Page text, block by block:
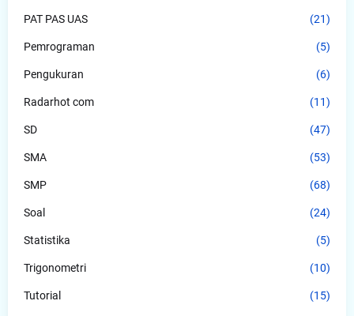
PAT PAS UAS (21)
Pemrograman (5)
Pengukuran (6)
Radarhot com (11)
SD (47)
SMA (53)
SMP (68)
Soal (24)
Statistika (5)
Trigonometri (10)
Tutorial (15)